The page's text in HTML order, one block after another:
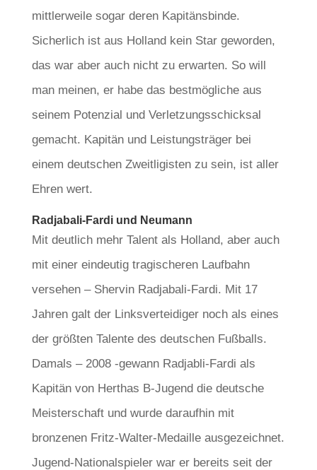
mittlerweile sogar deren Kapitänsbinde.
Sicherlich ist aus Holland kein Star geworden,
das war aber auch nicht zu erwarten. So will
man meinen, er habe das bestmögliche aus
seinem Potenzial und Verletzungsschicksal
gemacht. Kapitän und Leistungsträger bei
einem deutschen Zweitligisten zu sein, ist aller
Ehren wert.
Radjabali-Fardi und Neumann
Mit deutlich mehr Talent als Holland, aber auch
mit einer eindeutig tragischeren Laufbahn
versehen – Shervin Radjabali-Fardi. Mit 17
Jahren galt der Linksverteidiger noch als eines
der größten Talente des deutschen Fußballs.
Damals – 2008 -gewann Radjabli-Fardi als
Kapitän von Herthas B-Jugend die deutsche
Meisterschaft und wurde daraufhin mit
bronzenen Fritz-Walter-Medaille ausgezeichnet.
Jugend-Nationalspieler war er bereits seit der